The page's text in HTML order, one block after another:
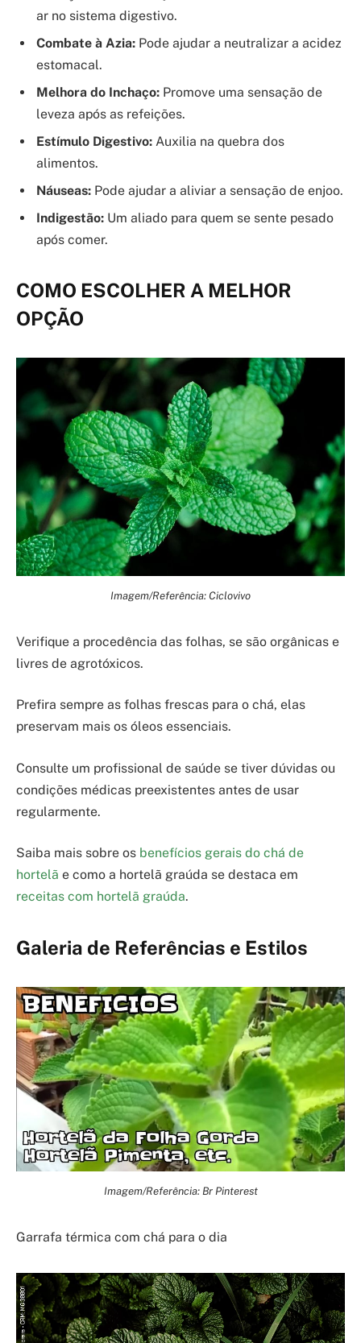
ar no sistema digestivo.
Combate à Azia: Pode ajudar a neutralizar a acidez
estomacal.
Melhora do Inchaço: Promove uma sensação de
leveza após as refeições.
Estímulo Digestivo: Auxilia na quebra dos
alimentos.
Náuseas: Pode ajudar a aliviar a sensação de enjoo.
Indigestão: Um aliado para quem se sente pesado
após comer.
COMO ESCOLHER A MELHOR
OPÇÃO
Imagem/Referência: Ciclovivo
Verifique a procedência das folhas, se são orgânicas e
livres de agrotóxicos.
Prefira sempre as folhas frescas para o chá, elas
preservam mais os óleos essenciais.
Consulte um profissional de saúde se tiver dúvidas ou
condições médicas preexistentes antes de usar
regularmente.
Saiba mais sobre os benefícios gerais do chá de
hortelã e como a hortelã graúda se destaca em
receitas com hortelã graúda.
Galeria de Referências e Estilos
Imagem/Referência: Br Pinterest
Garrafa térmica com chá para o dia